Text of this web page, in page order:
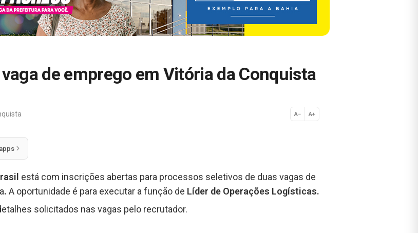
de emprego em Vitória da Conquista
A− A+
Normal
está com inscrições abertas para processos seletivos de duas vagas de
. A oportunidade é para executar a função de Líder de Operações Logísticas.
solicitados nas vagas pelo recrutador.